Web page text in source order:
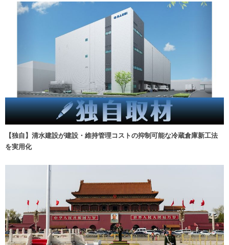
【独自】清水建設が建設・維持管理コストの抑制可能な冷蔵倉庫新工法
を実用化